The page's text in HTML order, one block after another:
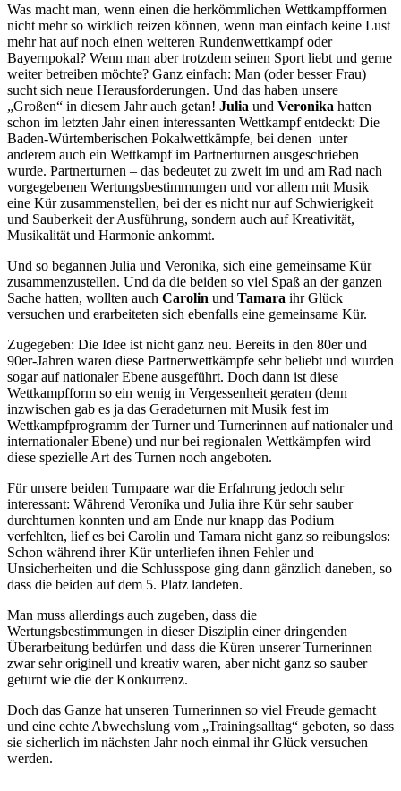
Was macht man, wenn einen die herkömmlichen Wettkampfformen
nicht mehr so wirklich reizen können, wenn man einfach keine Lust
mehr hat auf noch einen weiteren Rundenwettkampf oder
Bayernpokal? Wenn man aber trotzdem seinen Sport liebt und gerne
weiter betreiben möchte? Ganz einfach: Man (oder besser Frau)
sucht sich neue Herausforderungen. Und das haben unsere
„Großen“ in diesem Jahr auch getan! Julia und Veronika hatten
schon im letzten Jahr einen interessanten Wettkampf entdeckt: Die
Baden-Würtemberischen Pokalwettkämpfe, bei denen unter
anderem auch ein Wettkampf im Partnerturnen ausgeschrieben
wurde. Partnerturnen – das bedeutet zu zweit im und am Rad nach
vorgegebenen Wertungsbestimmungen und vor allem mit Musik
eine Kür zusammenstellen, bei der es nicht nur auf Schwierigkeit
und Sauberkeit der Ausführung, sondern auch auf Kreativität,
Musikalität und Harmonie ankommt.
Und so begannen Julia und Veronika, sich eine gemeinsame Kür
zusammenzustellen. Und da die beiden so viel Spaß an der ganzen
Sache hatten, wollten auch Carolin und Tamara ihr Glück
versuchen und erarbeiteten sich ebenfalls eine gemeinsame Kür.
Zugegeben: Die Idee ist nicht ganz neu. Bereits in den 80er und
90er-Jahren waren diese Partnerwettkämpfe sehr beliebt und wurden
sogar auf nationaler Ebene ausgeführt. Doch dann ist diese
Wettkampfform so ein wenig in Vergessenheit geraten (denn
inzwischen gab es ja das Geradeturnen mit Musik fest im
Wettkampfprogramm der Turner und Turnerinnen auf nationaler und
internationaler Ebene) und nur bei regionalen Wettkämpfen wird
diese spezielle Art des Turnen noch angeboten.
Für unsere beiden Turnpaare war die Erfahrung jedoch sehr
interessant: Während Veronika und Julia ihre Kür sehr sauber
durchturnen konnten und am Ende nur knapp das Podium
verfehlten, lief es bei Carolin und Tamara nicht ganz so reibungslos:
Schon während ihrer Kür unterliefen ihnen Fehler und
Unsicherheiten und die Schlusspose ging dann gänzlich daneben, so
dass die beiden auf dem 5. Platz landeten.
Man muss allerdings auch zugeben, dass die
Wertungsbestimmungen in dieser Disziplin einer dringenden
Überarbeitung bedürfen und dass die Küren unserer Turnerinnen
zwar sehr originell und kreativ waren, aber nicht ganz so sauber
geturnt wie die der Konkurrenz.
Doch das Ganze hat unseren Turnerinnen so viel Freude gemacht
und eine echte Abwechslung vom „Trainingsalltag“ geboten, so dass
sie sicherlich im nächsten Jahr noch einmal ihr Glück versuchen
werden.